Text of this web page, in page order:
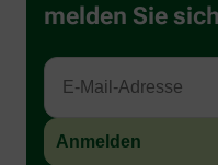
melden Sie